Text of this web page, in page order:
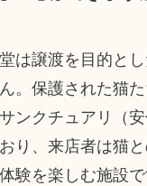
は譲渡を目的と
。保護された猫
ンクチュアリ（安
り、来店者は猫
験を楽しむ施設